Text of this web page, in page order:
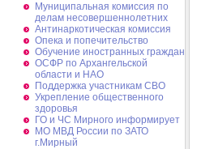
Муниципальная комиссия по
делам несовершеннолетних
Антинаркотическая комиссия
Опека и попечительство
Обучение иностранных граждан
ОСФР по Архангельской
области и НАО
Поддержка участникам СВО
Укрепление общественного
здоровья
ГО и ЧС Мирного информирует
МО МВД России по ЗАТО
г.Мирный